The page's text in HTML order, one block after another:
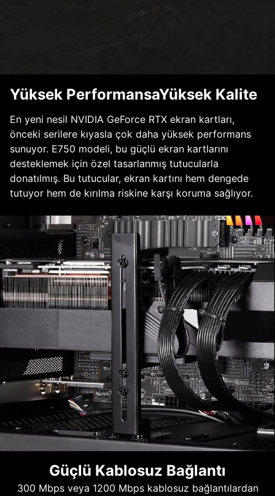
Yüksek PerformansaYüksek Kalite
En yeni nesil NVIDIA GeForce RTX ekran kartları,
önceki serilere kıyasla çok daha yüksek performans
sunuyor. E750 modeli, bu güçlü ekran kartlarını
desteklemek için özel tasarlanmış tutucularla
donatılmış. Bu tutucular, ekran kartını hem dengede
tutuyor hem de kırılma riskine karşı koruma sağlıyor.
Güçlü Kablosuz Bağlantı
300 Mbps veya 1200 Mbps kablosuz bağlantılardan